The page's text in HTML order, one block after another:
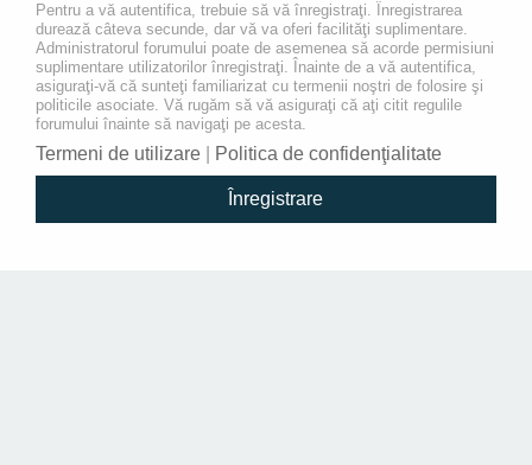
Pentru a vă autentifica, trebuie să vă înregistraţi. Înregistrarea
durează câteva secunde, dar vă va oferi facilităţi suplimentare.
Administratorul forumului poate de asemenea să acorde permisiuni
suplimentare utilizatorilor înregistraţi. Înainte de a vă autentifica,
asiguraţi-vă că sunteţi familiarizat cu termenii noştri de folosire şi
politicile asociate. Vă rugăm să vă asiguraţi că aţi citit regulile
forumului înainte să navigaţi pe acesta.
Termeni de utilizare Politica de confidenţialitate
Înregistrare